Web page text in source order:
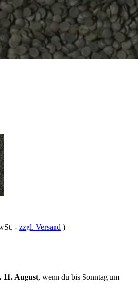
- zzgl. Versand )
11. August, wenn du bis Sonntag um